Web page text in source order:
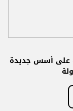
على أسس جديدة